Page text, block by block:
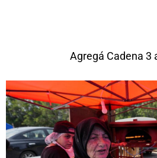
Agregá Cadena 3